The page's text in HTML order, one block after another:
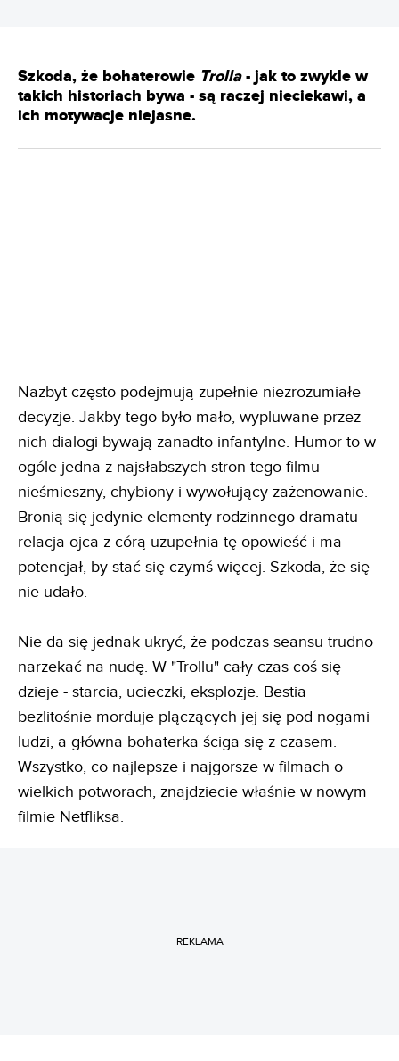
Szkoda, że bohaterowie Trolla- jak to zwykle w
takich historiach bywa - są raczej nieciekawi, a
ich motywacje niejasne.
Nazbyt często podejmują zupełnie niezrozumiałe
decyzje. Jakby tego było mało, wypluwane przez
nich dialogi bywają zanadto infantylne. Humor to w
ogóle jedna z najsłabszych stron tego filmu -
nieśmieszny, chybiony i wywołujący zażenowanie.
Bronią się jedynie elementy rodzinnego dramatu -
relacja ojca z córą uzupełnia tę opowieść i ma
potencjał, by stać się czymś więcej. Szkoda, że się
nie udało.
Nie da się jednak ukryć, że podczas seansu trudno
narzekać na nudę. W "Trollu" cały czas coś się
dzieje - starcia, ucieczki, eksplozje. Bestia
bezlitośnie morduje plączących jej się pod nogami
ludzi, a główna bohaterka ściga się z czasem.
Wszystko, co najlepsze i najgorsze w filmach o
wielkich potworach, znajdziecie właśnie w nowym
filmie Netfliksa.
REKLAMA